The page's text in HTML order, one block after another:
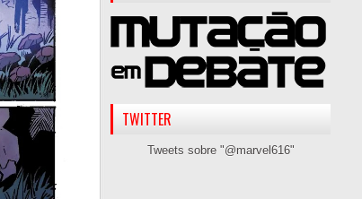
TWITTER
Tweets sobre "@marvel616"